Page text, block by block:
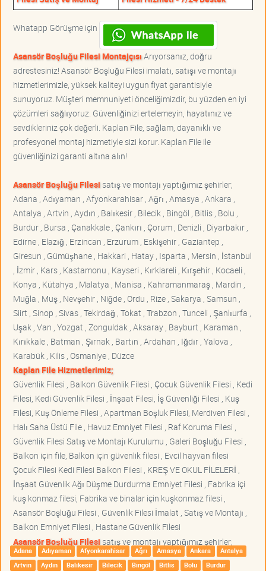
Whatapp Görüşme için
Asansör Boşluğu Filesi MontajçısıArıyorsanız, doğru
adrestesiniz! Asansör Boşluğu Filesi imalatı, satışı ve montajı
hizmetlerimizle, yüksek kaliteyi uygun fiyat garantisiyle
sunuyoruz. Müşteri memnuniyeti önceliğimizdir, bu yüzden en iyi
çözümleri sağlıyoruz. Güvenliğinizi ertelemeyin, hayatınız ve
sevdikleriniz çok değerli. Kaplan File, sağlam, dayanıklı ve
profesyonel montaj hizmetiyle sizi korur. Kaplan File ile
güvenliğinizi garanti altına alın!
Asansör Boşluğu Filesisatış ve montajı yaptığımız şehirler;
Adana , Adıyaman , Afyonkarahisar , Ağrı , Amasya , Ankara ,
Antalya , Artvin , Aydın , Balıkesir , Bilecik , Bingöl , Bitlis , Bolu ,
Burdur , Bursa , Çanakkale , Çankırı , Çorum , Denizli , Diyarbakır ,
Edirne , Elazığ , Erzincan , Erzurum , Eskişehir , Gaziantep ,
Giresun , Gümüşhane , Hakkari , Hatay , Isparta , Mersin , İstanbul
, İzmir , Kars , Kastamonu , Kayseri , Kırklareli , Kırşehir , Kocaeli ,
Konya , Kütahya , Malatya , Manisa , Kahramanmaraş , Mardin ,
Muğla , Muş , Nevşehir , Niğde , Ordu , Rize , Sakarya , Samsun ,
Siirt , Sinop , Sivas , Tekirdağ , Tokat , Trabzon , Tunceli , Şanlıurfa ,
Uşak , Van , Yozgat , Zonguldak , Aksaray , Bayburt , Karaman ,
Kırıkkale , Batman , Şırnak , Bartın , Ardahan , Iğdır , Yalova ,
Karabük , Kilis , Osmaniye , Düzce
Kaplan File Hizmetlerimiz;
Güvenlik Filesi , Balkon Güvenlik Filesi , Çocuk Güvenlik Filesi , Kedi
Filesi, Kedi Güvenlik Filesi , İnşaat Filesi, İş Güvenliği Filesi , Kuş
Filesi, Kuş Önleme Filesi , Apartman Boşluk Filesi, Merdiven Filesi ,
Halı Saha Üstü File , Havuz Emniyet Filesi , Raf Koruma Filesi ,
Güvenlik Filesi Satış ve Montajı Kurulumu , Galeri Boşluğu Filesi ,
Balkon için file, Balkon için güvenlik filesi , Evcil hayvan filesi
Çocuk Filesi Kedi Filesi Balkon Filesi , KREŞ VE OKUL FİLELERİ ,
İnşaat Güvenlik Ağı Düşme Durdurma Emniyet Filesi , Fabrika içi
kuş konmaz filesi, Fabrika ve binalar için kuşkonmaz filesi ,
Asansör Boşluğu Filesi , Güvenlik Filesi İmalat , Satış ve Montajı ,
Balkon Emniyet Filesi , Hastane Güvenlik Filesi
Asansör Boşluğu Filesisatış ve montajı yaptığımız şehirler;
Adana Adıyaman Afyonkarahisar Ağrı Amasya Ankara
Antalya
Artvin
Aydın Balıkesir Bilecik Bingöl Bitlis Bolu
Burdur